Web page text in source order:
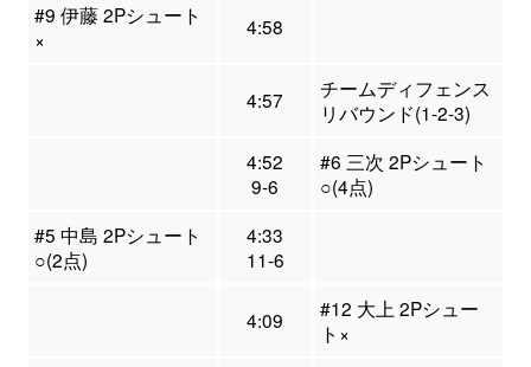
#9 伊藤 2Pシュート
×
4:58
4:57
チームディフェンス
リバウンド(1-2-3)
4:52
9-6
#6 三次 2Pシュート
○(4点)
#5 中島 2Pシュート
○(2点)
4:33
11-6
4:09
#12 大上 2Pシュー
ト×